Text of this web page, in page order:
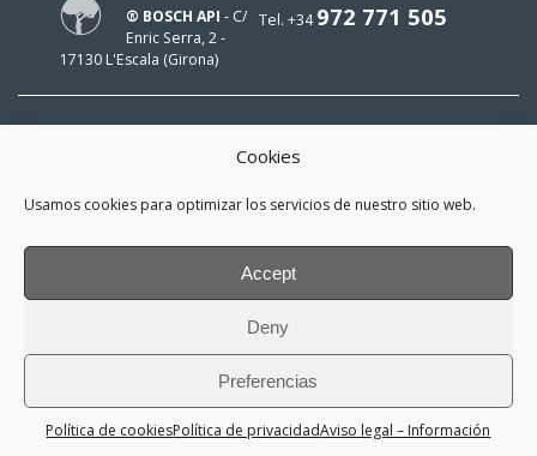
Cookies
Usamos cookies para optimizar los servicios de nuestro sitio web.
Accept
Deny
Preferencias
Política de cookiesPolítica de privacidadAviso legal – Información
Tel. +34972 771 505
® BOSCH API - C/
Enric Serra, 2 -
17130 L'Escala (Girona)
¡Mi e-mail es
y me interesa estar al día!
*He leído y acepto lapolítica de
iglesiesassociats